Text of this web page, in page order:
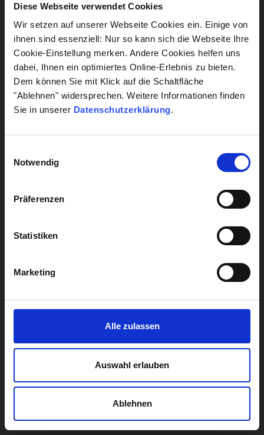
Diese Webseite verwendet Cookies
Wir setzen auf unserer Webseite Cookies ein. Einige von
ihnen sind essenziell: Nur so kann sich die Webseite Ihre
Cookie-Einstellung merken. Andere Cookies helfen uns
dabei, Ihnen ein optimiertes Online-Erlebnis zu bieten.
Dem können Sie mit Klick auf die Schaltfläche
"Ablehnen" widersprechen. Weitere Informationen finden
Sie in unserer Datenschutzerklärung.
Notwendig
Präferenzen
Statistiken
Marketing
Alle zulassen
Auswahl erlauben
Ablehnen
Blut
Gehirn & Nerven
Herz & Kreislauf
Lebensstil
Leber
UNTERNEHMENSBEREICHE
Hygiene